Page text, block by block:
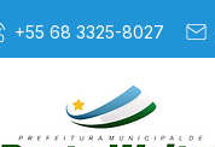
+55 68 3325-8027